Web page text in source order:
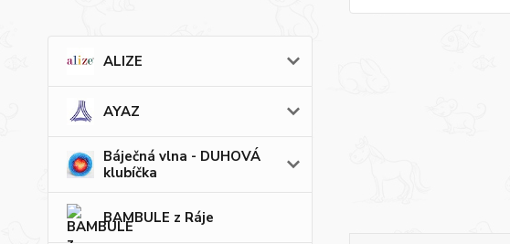
ALIZE
AYAZ
Báječná vlna - DUHOVÁ
klubíčka
BAMBULE z Ráje